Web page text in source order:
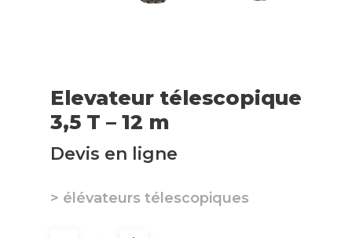
Elevateur télescopique
3,5 T – 12 m
Devis en ligne
> élévateurs télescopiques